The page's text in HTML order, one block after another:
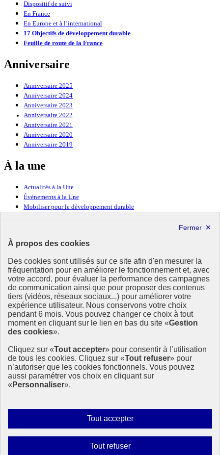
À propos des cookies
Des cookies sont utilisés sur ce site afin d'en mesurer la
fréquentation pour en améliorer le fonctionnement et, avec
votre accord, pour évaluer la performance des campagnes
de communication ainsi que pour proposer des contenus
tiers (vidéos, réseaux sociaux...) pour améliorer votre
expérience utilisateur. Nous conservons votre choix
pendant 6 mois. Vous pouvez changer ce choix à tout
moment en cliquant sur le lien en bas du site «Gestion
des cookies».
Cliquez sur «Tout accepter» pour consentir à l’utilisation
de tous les cookies. Cliquez sur «Tout refuser» pour
n’autoriser que les cookies fonctionnels. Vous pouvez
aussi paramétrer vos choix en cliquant sur
« Personnaliser».
Tout accepterAutoriser
tous
Tout refuserInterdire
Dispositif de suivi
En France
En Europe et à l’international
17 Objectifs de développement durable
Feuille de route de la France
Anniversaire
Anniversaire 2025
Anniversaire 2024
Anniversaire 2023
Anniversaire 2022
Anniversaire 2021
Anniversaire 2020
Anniversaire 2019
À la une
Actualités à la Une
Événements à la Une
Mobiliser pour le développement durable
Ressources
Ressources
La Méth’ODD
Gouvernement
Ce site propose l’information de référence concernant l’Agenda
2030 et la feuille de route de la France. Il valorise la mobilisation de
tous les acteurs.
info.gouv.fr- ouvre une nouvelle fenêtre
service-public.fr - ouvre une nouvelle fenêtre
legifrance.gouv.fr- ouvre une nouvelle fenêtre
data.gouv.fr- ouvre une nouvelle fenêtre
Plan du site
Mentions légales